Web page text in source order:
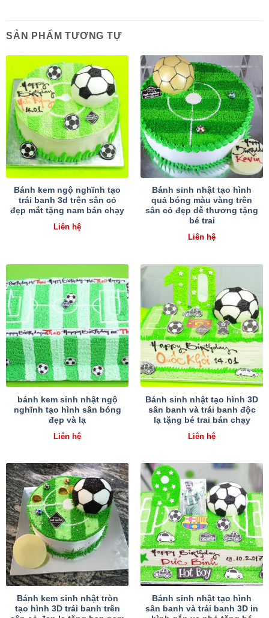
SẢN PHẨM TƯƠNG TỰ
Bánh kem ngộ nghĩnh tạo
trái banh 3d trên sân cỏ
đẹp mắt tặng nam bán chạy
Liên hệ
Bánh sinh nhật tạo hình
quả bóng màu vàng trên
sân cỏ đẹp dễ thương tặng
bé trai
Liên hệ
bánh kem sinh nhật ngộ
nghĩnh tạo hình sân bóng
đẹp và lạ
Liên hệ
Bánh sinh nhật tạo hình 3D
sân banh và trái banh độc
lạ tặng bé trai bán chạy
Liên hệ
Bánh kem sinh nhật tròn
tạo hình 3D trái banh trên
Bánh sinh nhật tạo hình
sân banh và trái banh 3D in